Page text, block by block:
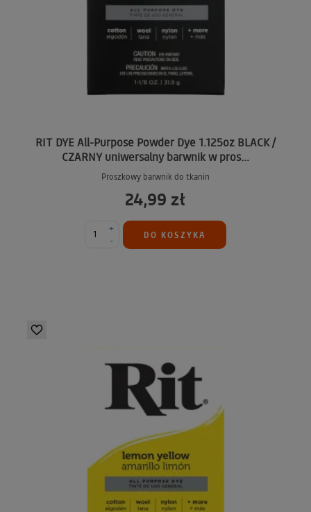
RIT DYE All-Purpose Powder Dye 1.125oz BLACK /
CZARNY uniwersalny barwnik w pros...
Proszkowy barwnik do tkanin
24,99 zł
-
+
DO KOSZYKA